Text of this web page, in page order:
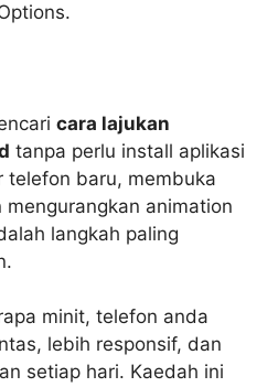
cara lajukan
tanpa perlu install aplikasi
telefon baru, membuka
animation
langkah paling
minit, telefon anda
lebih responsif, dan
setiap hari. Kaedah ini